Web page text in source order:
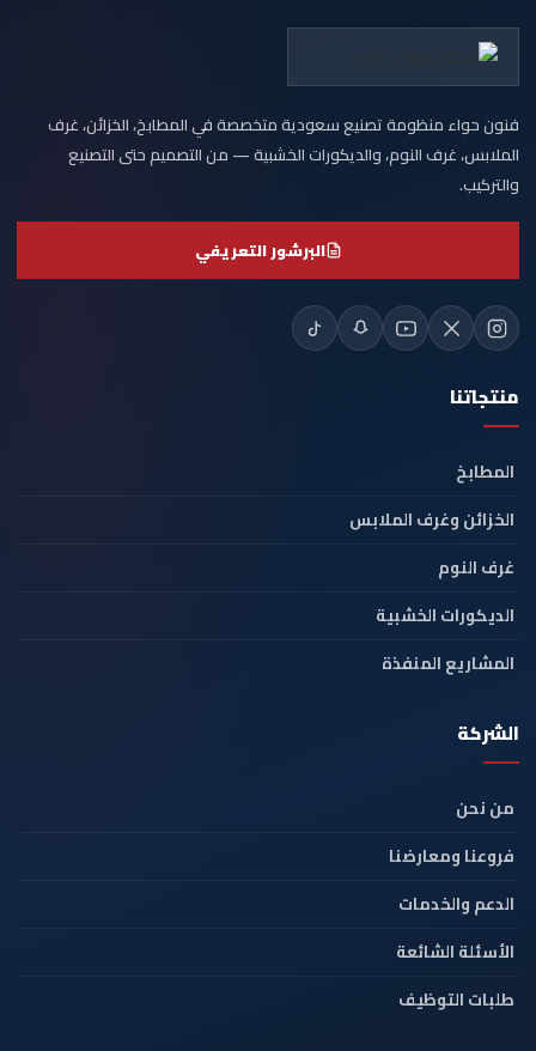
فنون حواء منظومة تصنيع سعودية متخصصة في المطابخ، الخزائن، غرف
الملابس، غرف النوم، والديكورات الخشبية — من التصميم حتى التصنيع
والتركيب.
البرشور التعريفي
منتجاتنا
المطابخ
الخزائن وغرف الملابس
غرف النوم
الديكورات الخشبية
المشاريع المنفذة
الشركة
من نحن
فروعنا ومعارضنا
الدعم والخدمات
الأسئلة الشائعة
طلبات التوظيف